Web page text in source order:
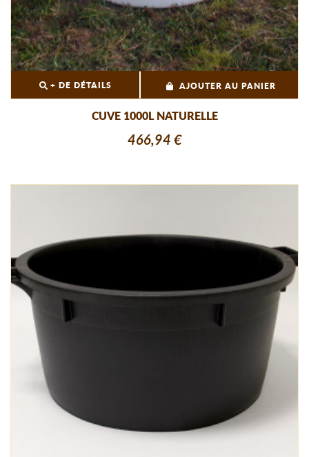
+ DE DÉTAILS AJOUTER AU PANIER
CUVE 1000L NATURELLE
466,94 €